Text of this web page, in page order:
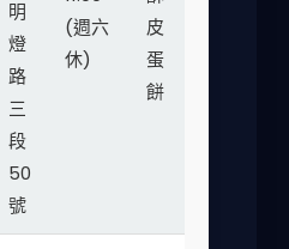
明
燈
路
三
段
50
號
(週六
休)
皮
蛋
餅